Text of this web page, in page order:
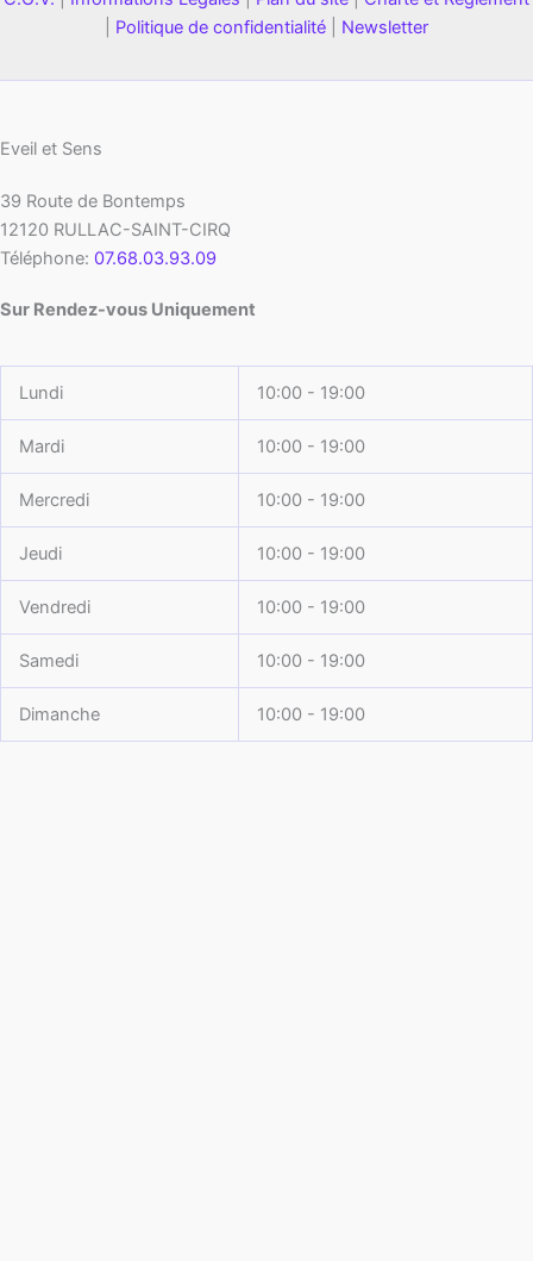
Politique de confidentialité Newsletter
Eveil et Sens
39 Route de Bontemps
12120 RULLAC-SAINT-CIRQ
Téléphone: 07.68.03.93.09
Sur Rendez-vous Uniquement
Lundi 10:00 - 19:00
Mardi 10:00 - 19:00
Mercredi 10:00 - 19:00
Jeudi 10:00 - 19:00
Vendredi 10:00 - 19:00
Samedi 10:00 - 19:00
Dimanche 10:00 - 19:00